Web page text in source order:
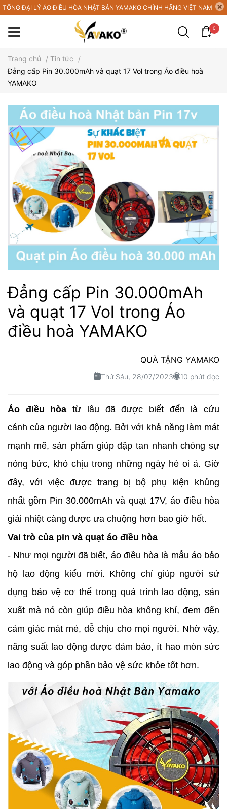
TỔNG ĐẠI LÝ ÁO ĐIỀU HÒA NHẬT BẢN YAMAKO CHÍNH HÃNG VIỆT NAM
0
Trang chủ / Tin tức
/
Đẳng cấp Pin 30.000mAh và quạt 17 Vol trong Áo điều hoà
YAMAKO
Đẳng cấp Pin 30.000mAh
và quạt 17 Vol trong Áo
điều hoà YAMAKO
QUÀ TẶNG YAMAKO
Thứ Sáu, 28/07/2023 10 phút đọc
Áo điều hòa từ lâu đã được biết đến là cứu
cánh của người lao động. Bởi với khả năng làm mát
mạnh mẽ, sản phẩm giúp đập tan nhanh chóng sự
nóng bức, khó chịu trong những ngày hè oi ả. Giờ
đây, với việc được trang bị bộ phụ kiện khủng
nhất gồm Pin 30.000mAh và quạt 17V, áo điều hòa
giải nhiệt càng được ưa chuộng hơn bao giờ hết.
Vai trò của pin và quạt áo điều hòa
- Như mọi người đã biết, áo điều hòa là mẫu áo bảo
hộ lao động kiểu mới. Không chỉ giúp người sử
dụng bảo vệ cơ thể trong quá trình lao động, sản
xuất mà nó còn giúp điều hòa không khí, đem đến
cảm giác mát mẻ, dễ chịu cho mọi người. Nhờ vậy,
năng suất lao động được đảm bảo, ít hao mòn sức
lao động và góp phần bảo vệ sức khỏe tốt hơn.